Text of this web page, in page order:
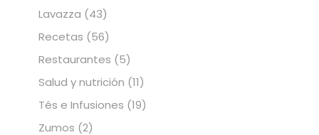
Lavazza (43)
Recetas (56)
Restaurantes (5)
Salud y nutrición (11)
Tés e Infusiones (19)
Zumos (2)